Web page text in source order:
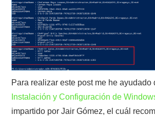
Para realizar este post me he ayudado
Instalación y Configuración de
impartido por Jair Gómez, el cuál